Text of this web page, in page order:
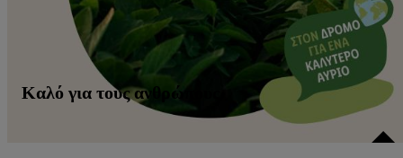
Καλό για τους ανθρώπους